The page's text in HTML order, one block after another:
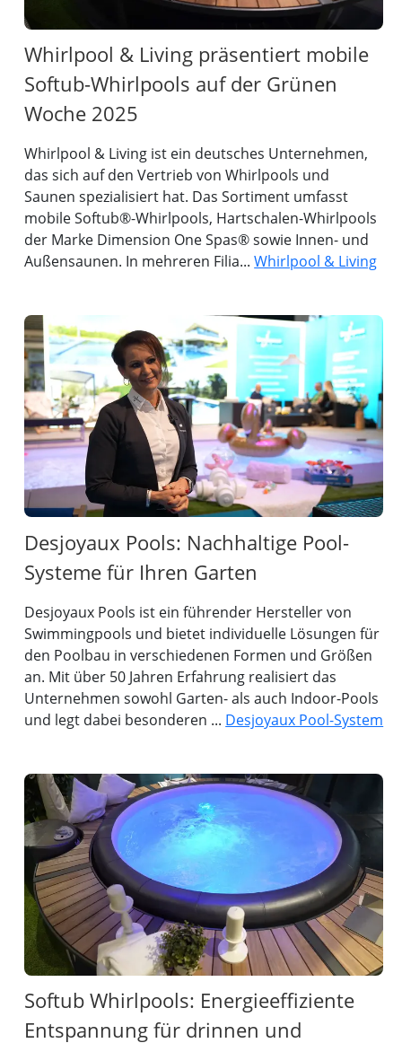
Whirlpool & Living präsentiert mobile
Softub-Whirlpools auf der Grünen
Woche 2025
Whirlpool & Living ist ein deutsches Unternehmen,
das sich auf den Vertrieb von Whirlpools und
Saunen spezialisiert hat. Das Sortiment umfasst
mobile Softub®-Whirlpools, Hartschalen-Whirlpools
der Marke Dimension One Spas® sowie Innen- und
Außensaunen. In mehreren Filia...Whirlpool & Living
Desjoyaux Pools: Nachhaltige Pool-
Systeme für Ihren Garten
Desjoyaux Pools ist ein führender Hersteller von
Swimmingpools und bietet individuelle Lösungen für
den Poolbau in verschiedenen Formen und Größen
an. Mit über 50 Jahren Erfahrung realisiert das
Unternehmen sowohl Garten- als auch Indoor-Pools
und legt dabei besonderen ... Desjoyaux Pool-System
Softub Whirlpools: Energieeffiziente
Entspannung für drinnen und